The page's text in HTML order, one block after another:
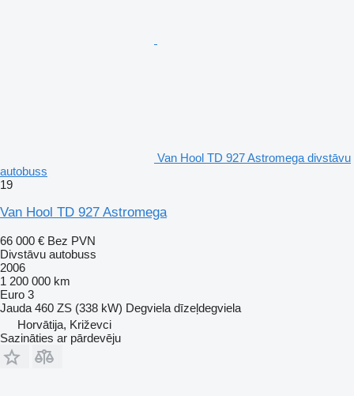
Van Hool TD 927 Astromega divstāvu
autobuss
19
Van Hool TD 927 Astromega
66 000 € Bez PVN
Divstāvu autobuss
2006
1 200 000 km
Euro 3
Jauda 460 ZS (338 kW) Degviela dīzeļdegviela
Horvātija, Križevci
Sazināties ar pārdevēju